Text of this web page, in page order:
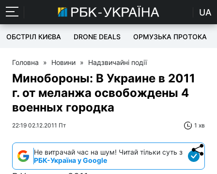
UA
ОБСТРІЛ КИЄВА DRONE DEALS ОРМУЗЬКА ПРОТОКА
Головна » Новини » Надзвичайні події
Минобороны: В Украине в 2011
г. от меланжа освобождены 4
военных городка
22:19 02.12.2011 Пт 1 хв
Не витрачай час на шум! Читай тільки суть з
РБК-Україна у Google